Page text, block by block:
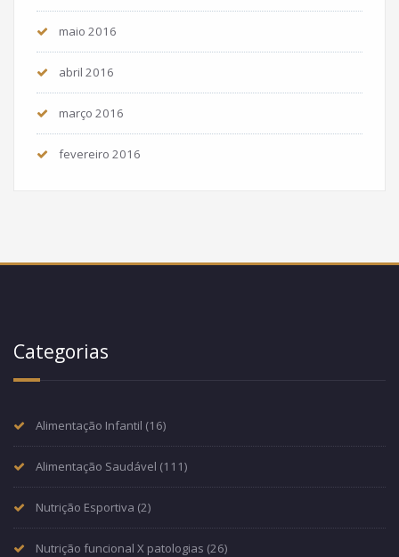
maio 2016
abril 2016
março 2016
fevereiro 2016
Categorias
Alimentação Infantil (16)
Alimentação Saudável (111)
Nutrição Esportiva (2)
Nutrição funcional X patologias (26)